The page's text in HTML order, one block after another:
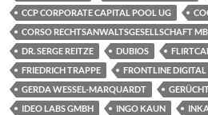
CCP CORPORATE CAPITAL POOL UG
CORSO RECHTSANWALTSGESELLSCHAFT
DR. SERGE REITZE
DUBIOS
FRIEDRICH TRAPPE
FRONTLINE
GERDA WESSEL-MARQUARDT
IDEO LABS GMBH
INGO KAUN